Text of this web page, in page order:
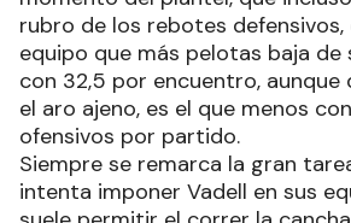
rubro de los rebotes defensivos,
equipo que más pelotas baja de
con 32,5 por encuentro, aunque
el aro ajeno, es el que menos
ofensivos por partido.
Siempre se remarca la gran
intenta imponer Vadell en sus